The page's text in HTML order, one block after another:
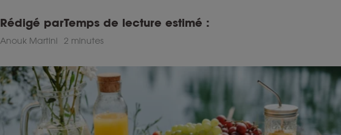
Rédigé par
Anouk Martini
Temps de lecture estimé :
2 minutes